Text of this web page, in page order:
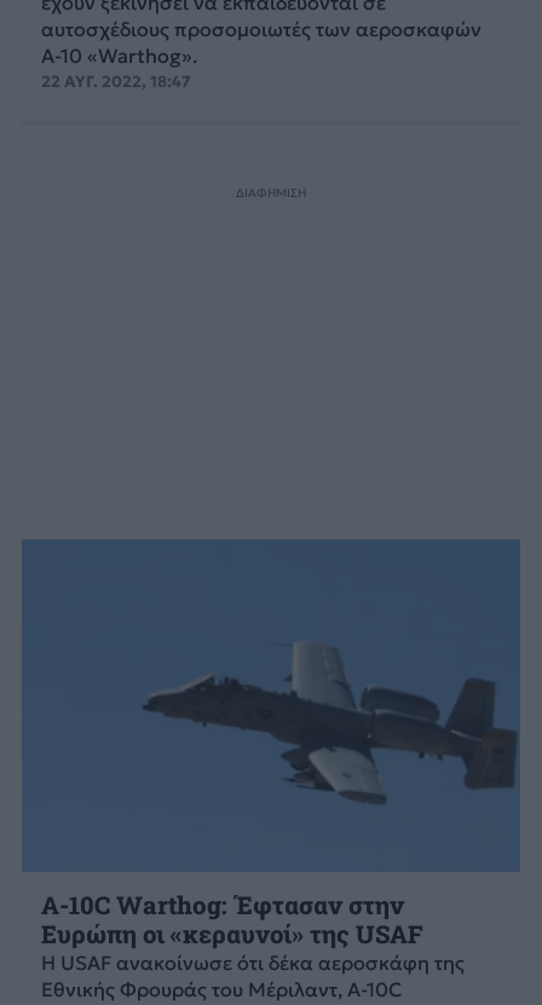
αυτοσχέδιους προσομοιωτές των αεροσκαφών
A-10 «Warthog».
22 ΑΥΓ. 2022, 18:47
A-10C Warthog: Έφτασαν στην
Ευρώπη οι «κεραυνοί» της USAF
Η USAF ανακοίνωσε ότι δέκα αεροσκάφη της
Εθνικής Φρουράς του Μέριλαντ, A-10C
ΔΙΑΦΗΜΙΣΗ